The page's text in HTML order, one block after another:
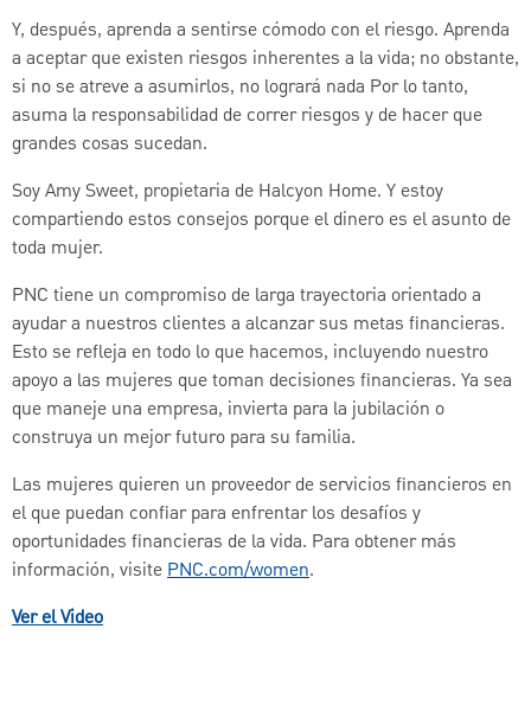
Y, después, aprenda a sentirse cómodo con el riesgo. Aprenda
a aceptar que existen riesgos inherentes a la vida; no obstante,
si no se atreve a asumirlos, no logrará nada Por lo tanto,
asuma la responsabilidad de correr riesgos y de hacer que
grandes cosas sucedan.
Soy Amy Sweet, propietaria de Halcyon Home. Y estoy
compartiendo estos consejos porque el dinero es el asunto de
toda mujer.
PNC tiene un compromiso de larga trayectoria orientado a
ayudar a nuestros clientes a alcanzar sus metas financieras.
Esto se refleja en todo lo que hacemos, incluyendo nuestro
apoyo a las mujeres que toman decisiones financieras. Ya sea
que maneje una empresa, invierta para la jubilación o
construya un mejor futuro para su familia.
Las mujeres quieren un proveedor de servicios financieros en
el que puedan confiar para enfrentar los desafíos y
oportunidades financieras de la vida. Para obtener más
información, visitePNC.com/women.
Ver el Video